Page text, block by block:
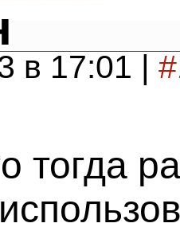
в 17:01 |
тогда